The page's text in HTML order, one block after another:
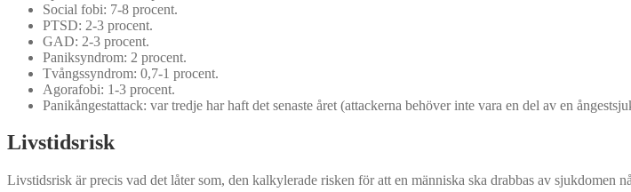
Social fobi: 7-8 procent.
PTSD: 2-3 procent.
GAD: 2-3 procent.
Paniksyndrom: 2 procent.
Tvångssyndrom: 0,7-1 procent.
Agorafobi: 1-3 procent.
Panikångestattack: var tredje har haft det senaste året (attackerna behöver inte vara en del av en
Livstidsrisk
Livstidsrisk är precis vad det låter som, den kalkylerade risken för att en människa ska drabbas av